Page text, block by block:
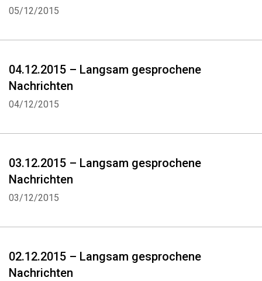
05/12/2015
04.12.2015 – Langsam gesprochene
Nachrichten
04/12/2015
03.12.2015 – Langsam gesprochene
Nachrichten
03/12/2015
02.12.2015 – Langsam gesprochene
Nachrichten